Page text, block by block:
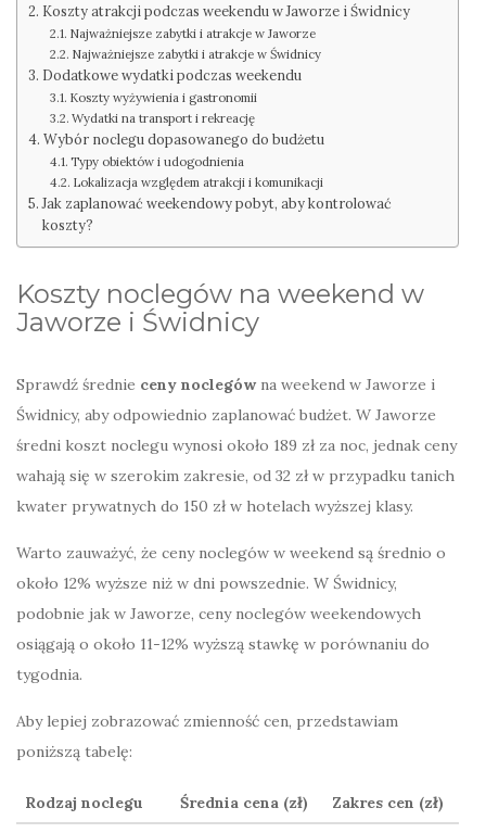
Koszty atrakcji podczas weekendu w Jaworze i Świdnicy
Najważniejsze zabytki i atrakcje w Jaworze
Najważniejsze zabytki i atrakcje w Świdnicy
Dodatkowe wydatki podczas weekendu
Koszty wyżywienia i gastronomii
Wydatki na transport i rekreację
Wybór noclegu dopasowanego do budżetu
Typy obiektów i udogodnienia
Lokalizacja względem atrakcji i komunikacji
Jak zaplanować weekendowy pobyt, aby kontrolować
koszty?
Koszty noclegów na weekend w
Jaworze i Świdnicy
Sprawdź średnie ceny noclegów na weekend w Jaworze i
Świdnicy, aby odpowiednio zaplanować budżet. W Jaworze
średni koszt noclegu wynosi około 189 zł za noc, jednak ceny
wahają się w szerokim zakresie, od 32 zł w przypadku tanich
kwater prywatnych do 150 zł w hotelach wyższej klasy.
Warto zauważyć, że ceny noclegów w weekend są średnio o
około 12% wyższe niż w dni powszednie. W Świdnicy,
podobnie jak w Jaworze, ceny noclegów weekendowych
osiągają o około 11-12% wyższą stawkę w porównaniu do
tygodnia.
Aby lepiej zobrazować zmienność cen, przedstawiam
poniższą tabelę:
Rodzaj noclegu Średnia cena (zł) Zakres cen (zł)